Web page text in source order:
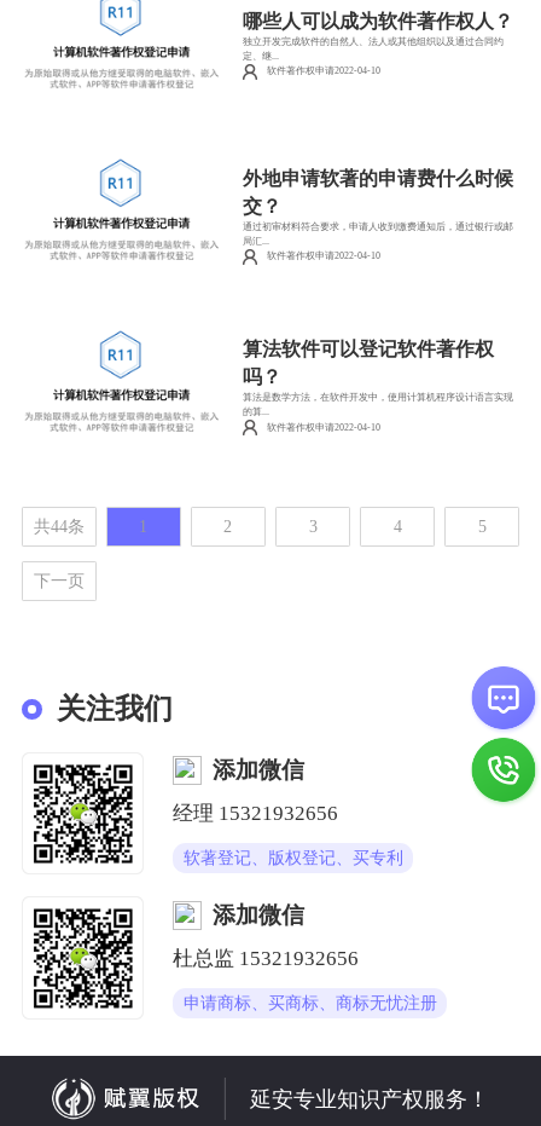
哪些人可以成为软件著作权人？
独立开发完成软件的自然人、法人或其他组织以及通过合同约
定、继...
软件著作权申请2022-04-10
外地申请软著的申请费什么时候
交？
通过初审材料符合要求，申请人收到缴费通知后，通过银行或邮
局汇...
软件著作权申请2022-04-10
算法软件可以登记软件著作权
吗？
算法是数学方法，在软件开发中，使用计算机程序设计语言实现
的算...
软件著作权申请2022-04-10
共44条 1 2 3 4 5
下一页
关注我们
添加微信
经理 15321932656
软著登记、版权登记、买专利
添加微信
杜总监 15321932656
申请商标、买商标、商标无忧注册
延安专业知识产权服务！